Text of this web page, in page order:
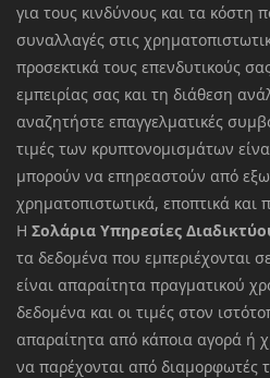
για τους κινδύνους και τα κόστη
συναλλαγές στις
προσεκτικά τους επενδυτικούς
εμπειρίας σας και τη διάθεση
αναζητήστε επαγγελματικές
τιμές των κρυπτονομισμάτων
μπορούν να επηρεαστούν από
χρηματοπιστωτικά, εποπτικά και
Η Σολάρια Υπηρεσίες
τα δεδομένα που εμπεριέχονται
είναι απαραίτητα πραγματικού
δεδομένα και οι τιμές στον
απαραίτητα από κάποια αγορά ή
να παρέχονται από διαμορφωτές